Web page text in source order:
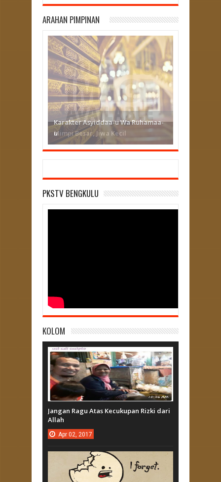
ARAHAN PIMPINAN
Karakter Asyiddaa-u Wa Ruhamaa-
u
PKSTV BENGKULU
KOLOM
Jangan Ragu Atas Kecukupan Rizki dari
Allah
Apr 02, 2017